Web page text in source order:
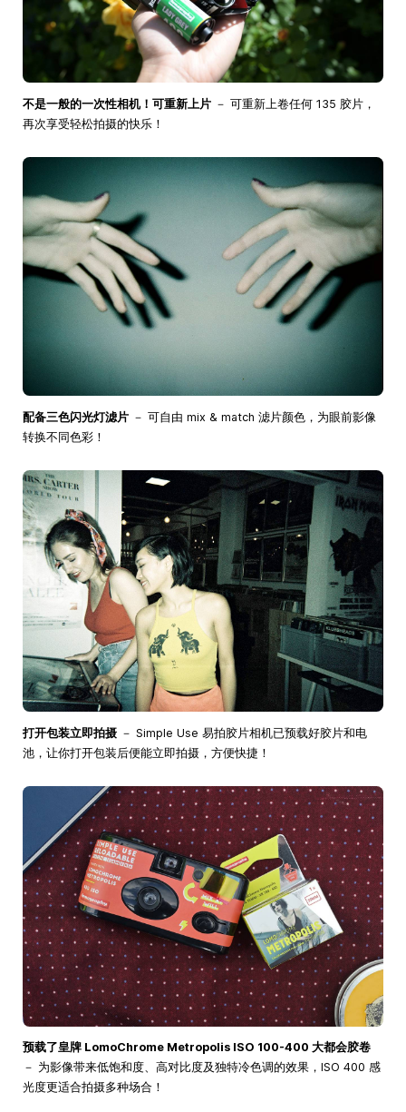
不是一般的一次性相机！可重新上片 － 可重新上卷任何 135 胶片，
再次享受轻松拍摄的快乐！
配备三色闪光灯滤片 － 可自由 mix & match 滤片颜色，为眼前影像
转换不同色彩！
打开包装立即拍摄 － Simple Use 易拍胶片相机已预载好胶片和电
池，让你打开包装后便能立即拍摄，方便快捷！
预载了皇牌 LomoChrome Metropolis ISO 100-400 大都会胶卷
－ 为影像带来低饱和度、高对比度及独特冷色调的效果，ISO 400 感
光度更适合拍摄多种场合！